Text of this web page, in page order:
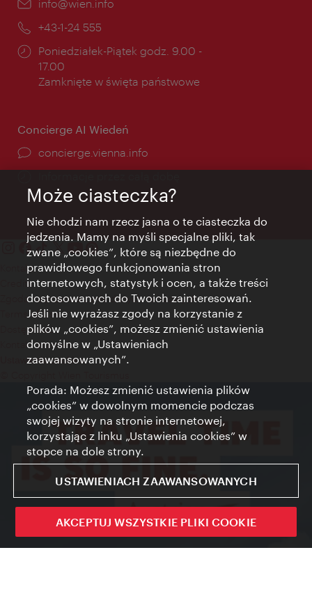
E-
info@wien.info
Telefon:
+43-1-24 555
Godziny
otwarcia:
Poniedziałek-Piątek godz. 9.00 -
17.00
Zamknięte w święta państwowe
Concierge AI Wiedeń
concierge.vienna.info
Kontakt
Credits
Zgoda na przetwarzanie danych osobowych
Terms of Use
Dostępność
Kontakt prasowy
Ustawienia cookies
Może ciasteczka?
Nie chodzi nam rzecz jasna o te ciasteczka do
jedzenia. Mamy na myśli specjalne pliki, tak
zwane „cookies”, które są niezbędne do
prawidłowego funkcjonowania stron
internetowych, statystyk i ocen, a także treści
dostosowanych do Twoich zainteresowań.
Jeśli nie wyrażasz zgody na korzystanie z
plików „cookies”, możesz zmienić ustawienia
domyślne w „Ustawieniach
zaawansowanych”.
Porada: Możesz zmienić ustawienia plików
„cookies” w dowolnym momencie podczas
swojej wizyty na stronie internetowej,
korzystając z linku „Ustawienia cookies” w
stopce na dole strony.
USTAWIENIACH ZAAWANSOWANYCH
AKCEPTUJ WSZYSTKIE PLIKI COOKIE